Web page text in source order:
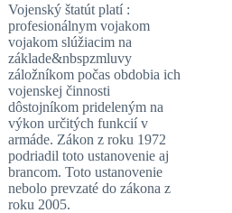
Vojenský štatút platí :
profesionálnym vojakom
vojakom slúžiacim na
základe&nbspzmluvy
záložníkom počas obdobia ich
vojenskej činnosti
dôstojníkom prideleným na
výkon určitých funkcií v
armáde. Zákon z roku 1972
podriadil toto ustanovenie aj
brancom. Toto ustanovenie
nebolo prevzaté do zákona z
roku 2005.